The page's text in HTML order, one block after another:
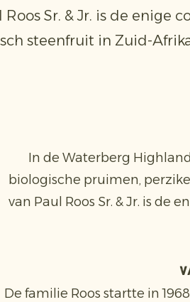
Sr. & Jr. is de enige
steenfruit in Zuid-
In de Waterberg
biologische pruimen,
van Paul Roos Sr. & Jr. is
De familie Roos startte in